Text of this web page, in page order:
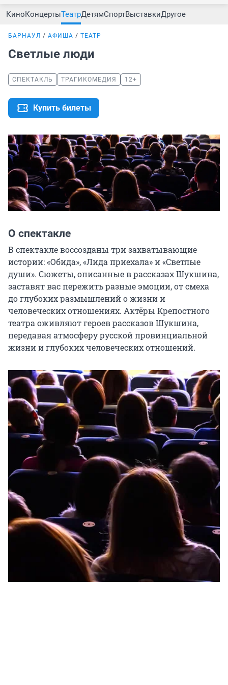
КиноКонцертыТеатрДетямСпортВыставкиДругое
БАРНАУЛ АФИША ТЕАТР
Светлые люди
СПЕКТАКЛЬ ТРАГИКОМЕДИЯ 12+
Купить билеты
О спектакле
В спектакле воссозданы три захватывающие
истории: «Обида», «Лида приехала» и «Светлые
души». Сюжеты, описанные в рассказах Шукшина,
заставят вас пережить разные эмоции, от смеха
до глубоких размышлений о жизни и
человеческих отношениях. Актёры Крепостного
театра оживляют героев рассказов Шукшина,
передавая атмосферу русской провинциальной
жизни и глубоких человеческих отношений.